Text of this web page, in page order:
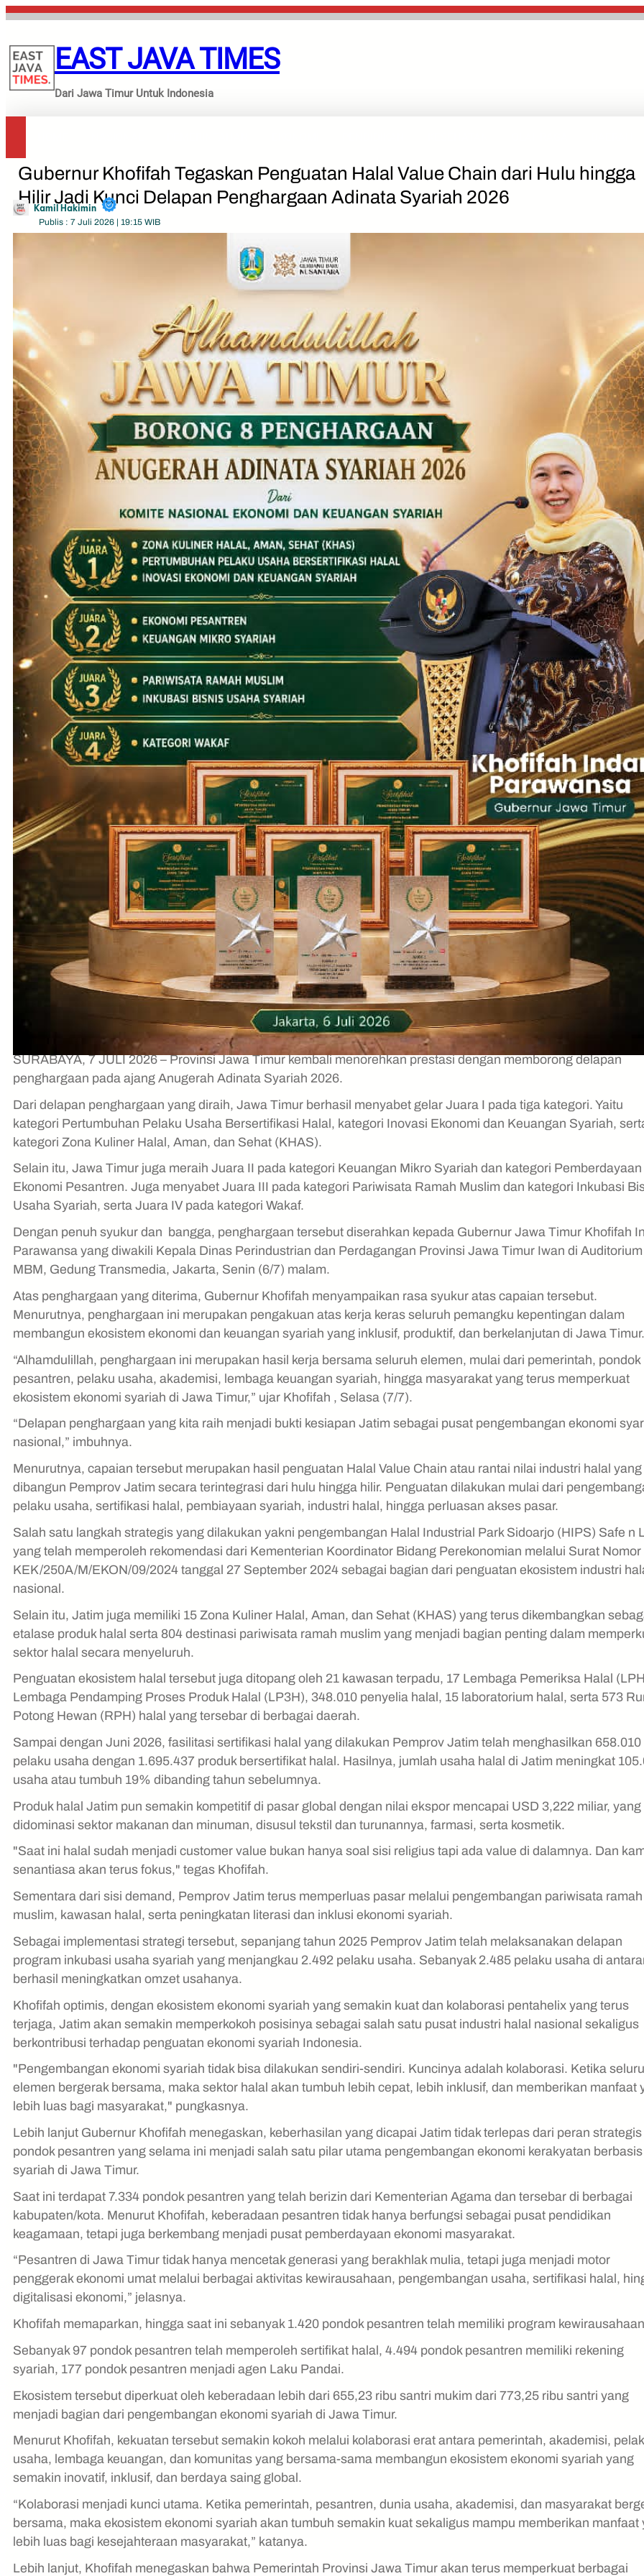
Lewati
konten
EAST JAVA TIMES
Dari Jawa Timur Untuk Indonesia
Gubernur Khofifah Tegaskan Penguatan Halal Value Chain dari Hulu hingga
Hilir Jadi Kunci Delapan Penghargaan Adinata Syariah 2026
Kamil Hakimin
Publis : 7 Juli 2026 | 19:15 WIB
SURABAYA, 7 JULI 2026 – Provinsi Jawa Timur kembali menorehkan prestasi dengan memborong delapan
penghargaan pada ajang Anugerah Adinata Syariah 2026.
Dari delapan penghargaan yang diraih, Jawa Timur berhasil menyabet gelar Juara I pada tiga kategori. Yaitu
kategori Pertumbuhan Pelaku Usaha Bersertifikasi Halal, kategori Inovasi Ekonomi dan Keuangan Syariah,
kategori Zona Kuliner Halal, Aman, dan Sehat (KHAS).
Selain itu, Jawa Timur juga meraih Juara II pada kategori Keuangan Mikro Syariah dan kategori Pemberdayaan
Ekonomi Pesantren. Juga menyabet Juara III pada kategori Pariwisata Ramah Muslim dan kategori Inkubasi
Usaha Syariah, serta Juara IV pada kategori Wakaf.
Dengan penuh syukur dan bangga, penghargaan tersebut diserahkan kepada Gubernur Jawa Timur Khofifah
Parawansa yang diwakili Kepala Dinas Perindustrian dan Perdagangan Provinsi Jawa Timur Iwan di Auditorium
MBM, Gedung Transmedia, Jakarta, Senin (6/7) malam.
Atas penghargaan yang diterima, Gubernur Khofifah menyampaikan rasa syukur atas capaian tersebut.
Menurutnya, penghargaan ini merupakan pengakuan atas kerja keras seluruh pemangku kepentingan dalam
membangun ekosistem ekonomi dan keuangan syariah yang inklusif, produktif, dan berkelanjutan di Jawa Timur.
“Alhamdulillah, penghargaan ini merupakan hasil kerja bersama seluruh elemen, mulai dari pemerintah, pondok
pesantren, pelaku usaha, akademisi, lembaga keuangan syariah, hingga masyarakat yang terus memperkuat
ekosistem ekonomi syariah di Jawa Timur,” ujar Khofifah , Selasa (7/7).
“Delapan penghargaan yang kita raih menjadi bukti kesiapan Jatim sebagai pusat pengembangan ekonomi
nasional,” imbuhnya.
Menurutnya, capaian tersebut merupakan hasil penguatan Halal Value Chain atau rantai nilai industri halal yang
dibangun Pemprov Jatim secara terintegrasi dari hulu hingga hilir. Penguatan dilakukan mulai dari
pelaku usaha, sertifikasi halal, pembiayaan syariah, industri halal, hingga perluasan akses pasar.
Salah satu langkah strategis yang dilakukan yakni pengembangan Halal Industrial Park Sidoarjo (HIPS) Safe n
yang telah memperoleh rekomendasi dari Kementerian Koordinator Bidang Perekonomian melalui Surat Nomor
KEK/250A/M/EKON/09/2024 tanggal 27 September 2024 sebagai bagian dari penguatan ekosistem industri
nasional.
Selain itu, Jatim juga memiliki 15 Zona Kuliner Halal, Aman, dan Sehat (KHAS) yang terus dikembangkan
etalase produk halal serta 804 destinasi pariwisata ramah muslim yang menjadi bagian penting dalam
sektor halal secara menyeluruh.
Penguatan ekosistem halal tersebut juga ditopang oleh 21 kawasan terpadu, 17 Lembaga Pemeriksa Halal
Lembaga Pendamping Proses Produk Halal (LP3H), 348.010 penyelia halal, 15 laboratorium halal, serta 573
Potong Hewan (RPH) halal yang tersebar di berbagai daerah.
Sampai dengan Juni 2026, fasilitasi sertifikasi halal yang dilakukan Pemprov Jatim telah menghasilkan 658.010
pelaku usaha dengan 1.695.437 produk bersertifikat halal. Hasilnya, jumlah usaha halal di Jatim meningkat
usaha atau tumbuh 19% dibanding tahun sebelumnya.
Produk halal Jatim pun semakin kompetitif di pasar global dengan nilai ekspor mencapai USD 3,222 miliar, yang
didominasi sektor makanan dan minuman, disusul tekstil dan turunannya, farmasi, serta kosmetik.
"Saat ini halal sudah menjadi customer value bukan hanya soal sisi religius tapi ada value di dalamnya. Dan
senantiasa akan terus fokus," tegas Khofifah.
Sementara dari sisi demand, Pemprov Jatim terus memperluas pasar melalui pengembangan pariwisata ramah
muslim, kawasan halal, serta peningkatan literasi dan inklusi ekonomi syariah.
Sebagai implementasi strategi tersebut, sepanjang tahun 2025 Pemprov Jatim telah melaksanakan delapan
program inkubasi usaha syariah yang menjangkau 2.492 pelaku usaha. Sebanyak 2.485 pelaku usaha di
berhasil meningkatkan omzet usahanya.
Khofifah optimis, dengan ekosistem ekonomi syariah yang semakin kuat dan kolaborasi pentahelix yang terus
terjaga, Jatim akan semakin memperkokoh posisinya sebagai salah satu pusat industri halal nasional sekaligus
berkontribusi terhadap penguatan ekonomi syariah Indonesia.
"Pengembangan ekonomi syariah tidak bisa dilakukan sendiri-sendiri. Kuncinya adalah kolaborasi. Ketika
elemen bergerak bersama, maka sektor halal akan tumbuh lebih cepat, lebih inklusif, dan memberikan manfaat
lebih luas bagi masyarakat," pungkasnya.
Lebih lanjut Gubernur Khofifah menegaskan, keberhasilan yang dicapai Jatim tidak terlepas dari peran strategis
pondok pesantren yang selama ini menjadi salah satu pilar utama pengembangan ekonomi kerakyatan berbasis
syariah di Jawa Timur.
Saat ini terdapat 7.334 pondok pesantren yang telah berizin dari Kementerian Agama dan tersebar di berbagai
kabupaten/kota. Menurut Khofifah, keberadaan pesantren tidak hanya berfungsi sebagai pusat pendidikan
keagamaan, tetapi juga berkembang menjadi pusat pemberdayaan ekonomi masyarakat.
“Pesantren di Jawa Timur tidak hanya mencetak generasi yang berakhlak mulia, tetapi juga menjadi motor
penggerak ekonomi umat melalui berbagai aktivitas kewirausahaan, pengembangan usaha, sertifikasi halal,
digitalisasi ekonomi,” jelasnya.
Khofifah memaparkan, hingga saat ini sebanyak 1.420 pondok pesantren telah memiliki program
Sebanyak 97 pondok pesantren telah memperoleh sertifikat halal, 4.494 pondok pesantren memiliki rekening
syariah, 177 pondok pesantren menjadi agen Laku Pandai.
Ekosistem tersebut diperkuat oleh keberadaan lebih dari 655,23 ribu santri mukim dari 773,25 ribu santri yang
menjadi bagian dari pengembangan ekonomi syariah di Jawa Timur.
Menurut Khofifah, kekuatan tersebut semakin kokoh melalui kolaborasi erat antara pemerintah, akademisi,
usaha, lembaga keuangan, dan komunitas yang bersama-sama membangun ekosistem ekonomi syariah yang
semakin inovatif, inklusif, dan berdaya saing global.
“Kolaborasi menjadi kunci utama. Ketika pemerintah, pesantren, dunia usaha, akademisi, dan masyarakat
bersama, maka ekosistem ekonomi syariah akan tumbuh semakin kuat sekaligus mampu memberikan manfaat
lebih luas bagi kesejahteraan masyarakat,” katanya.
Lebih lanjut, Khofifah menegaskan bahwa Pemerintah Provinsi Jawa Timur akan terus memperkuat berbagai